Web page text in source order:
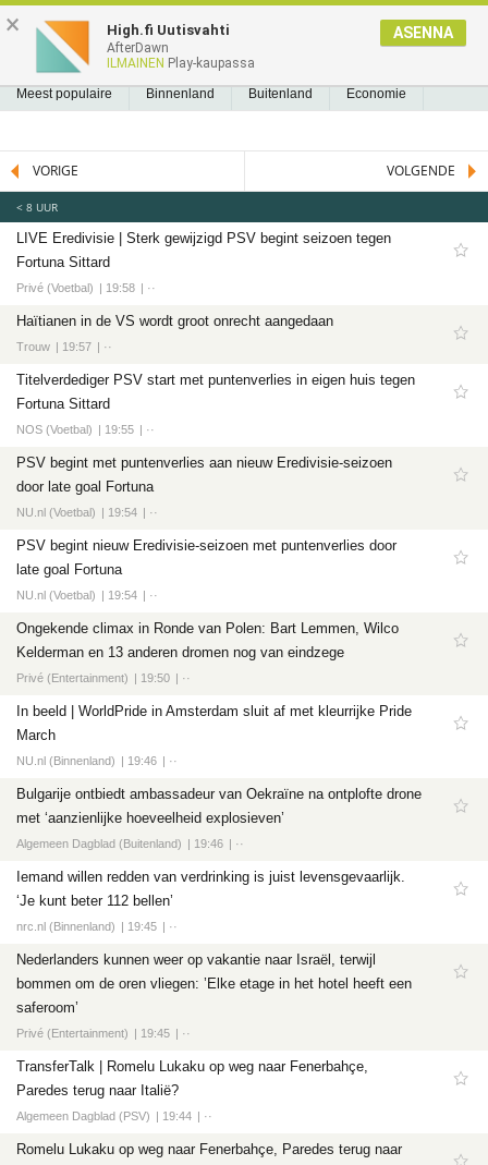
NIEUWS2.NL
Nieuws
Meest populaire
Buitenland
Voetbal
Cambuur
Feyenoord
PSV
Twente
Formule 1
Games
Software
NIEUWS REEDS GELEZEN BLADWIJZERS
Meest populaire Binnenland Buitenland Economie
VORIGE VOLGENDE
< 8 UUR
LIVE Eredivisie | Sterk gewijzigd PSV begint seizoen tegen
Fortuna Sittard
Privé (Voetbal) 19:58 ··
Haïtianen in de VS wordt groot onrecht aangedaan
Trouw 19:57 ··
Titelverdediger PSV start met puntenverlies in eigen huis tegen
Fortuna Sittard
NOS (Voetbal) 19:55 ··
PSV begint met puntenverlies aan nieuw Eredivisie-seizoen
door late goal Fortuna
NU.nl (Voetbal) 19:54 ··
PSV begint nieuw Eredivisie-seizoen met puntenverlies door
late goal Fortuna
NU.nl (Voetbal) 19:54 ··
Ongekende climax in Ronde van Polen: Bart Lemmen, Wilco
Kelderman en 13 anderen dromen nog van eindzege
Privé (Entertainment) 19:50 ··
In beeld | WorldPride in Amsterdam sluit af met kleurrijke Pride
March
NU.nl (Binnenland) 19:46 ··
Bulgarije ontbiedt ambassadeur van Oekraïne na ontplofte drone
met ‘aanzienlijke hoeveelheid explosieven’
Algemeen Dagblad (Buitenland) 19:46 ··
Iemand willen redden van verdrinking is juist levensgevaarlijk.
‘Je kunt beter 112 bellen’
nrc.nl (Binnenland) 19:45 ··
Nederlanders kunnen weer op vakantie naar Israël, terwijl
bommen om de oren vliegen: ’Elke etage in het hotel heeft een
saferoom’
Privé (Entertainment) 19:45 ··
TransferTalk | Romelu Lukaku op weg naar Fenerbahçe,
Paredes terug naar Italië?
Algemeen Dagblad (PSV) 19:44 ··
Romelu Lukaku op weg naar Fenerbahçe, Paredes terug naar
× High.fi Uutisvahti
AfterDawn
ILMAINEN Play-kaupassa
ASENNA